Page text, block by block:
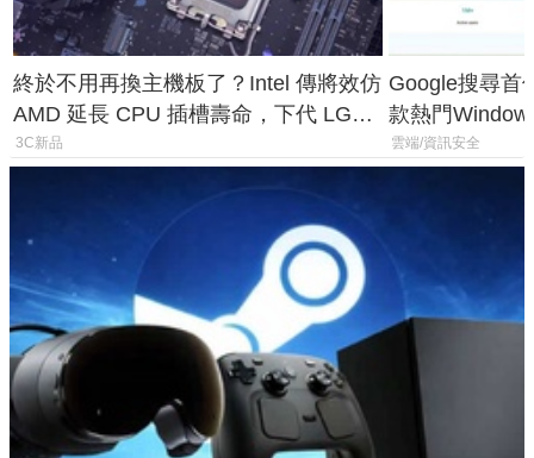
終於不用再換主機板了？Intel 傳將效仿
AMD 延長 CPU 插槽壽命，下代 LGA
1954 至少能戰三代
3C新品
Google搜尋首
款熱門
機
雲端/資訊安全